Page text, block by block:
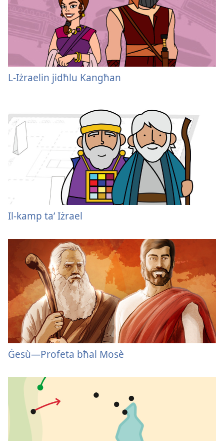
L-Iżraelin jidħlu Kangħan
Il-kamp taʼ Iżrael
Ġesù—Profeta bħal Mosè